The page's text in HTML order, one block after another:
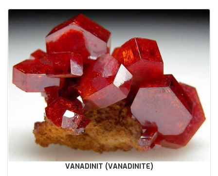
VANADINIT (VANADINITE)